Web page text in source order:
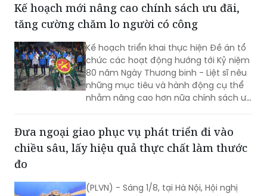
Kế hoạch mới nâng cao chính sách ưu đãi,
tăng cường chăm lo người có công
Kế hoạch triển khai thực hiện Đề án tổ
chức các hoạt động hướng tới Kỷ niệm
80 năm Ngày Thương binh - Liệt sĩ nêu
những mục tiêu và hành động cụ thể
nhằm nâng cao hơn nữa chính sách ưu
trách nhiệm của người đứng đầu các
bộ, cơ quan trung ương và địa phương
Đưa ngoại giao phục vụ phát triển đi vào
chiều sâu, lấy hiệu quả thực chất làm thước
đo
(PLVN) - Sáng 1/8, tại Hà Nội, Hội nghị